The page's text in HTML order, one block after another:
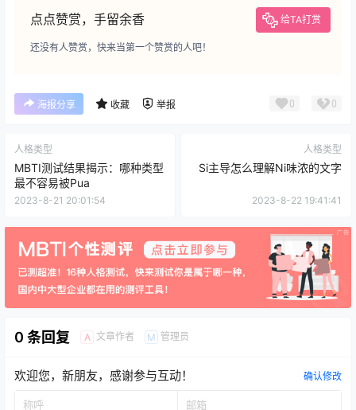
点点赞赏，手留余香 给TA打赏
还没有人赞赏，快来当第一个赞赏的人吧！
海报分享 收藏 举报 0 0
人格类型
MBTI测试结果揭示：哪种类型
最不容易被Pua
2023-8-21 20:01:54
人格类型
Si主导怎么理解Ni味浓的文字
2023-8-22 19:41:41
0 条回复 A 文章作者 M 管理员
欢迎您，新朋友，感谢参与互动！ 确认修改